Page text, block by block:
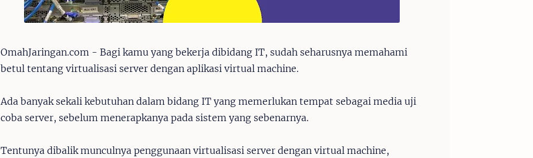
OmahJaringan.com - Bagi kamu yang bekerja dibidang IT, sudah seharusnya memahami
betul tentang virtualisasi server dengan aplikasi virtual machine.
Ada banyak sekali kebutuhan dalam bidang IT yang memerlukan tempat sebagai media uji
coba server, sebelum menerapkanya pada sistem yang sebenarnya.
Tentunya dibalik munculnya penggunaan virtualisasi server dengan virtual machine,